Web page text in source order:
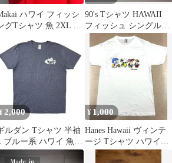
ハワイ フィッシ
グTシャツ 魚 2XL ビ
90's Tシャツ HAWAII
フィッシュ シングルス
テッチ アート
2,000
ルダン Tシャツ 半袖
ブルー系 ハワイ 魚
ゴ アメリカ古着 614
¥ 1,000
Hanes Hawaii ヴィンテ
ージ Tシャツ ハワイ
1999年製 キッズL